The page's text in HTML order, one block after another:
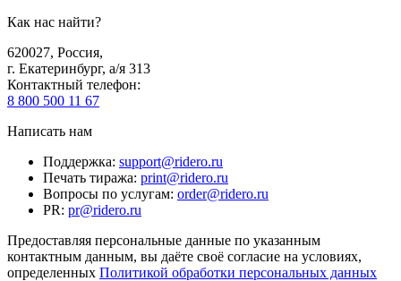
Как нас найти?
620027, Россия,
г. Екатеринбург, а/я 313
Контактный телефон:
8 800 500 11 67
Написать нам
Поддержка: support@ridero.ru
Печать тиража: print@ridero.ru
Вопросы по услугам: order@ridero.ru
PR: pr@ridero.ru
Предоставляя персональные данные по указанным
контактным данным, вы даёте своё согласие на условиях,
определенных Политикой обработки персональных данных